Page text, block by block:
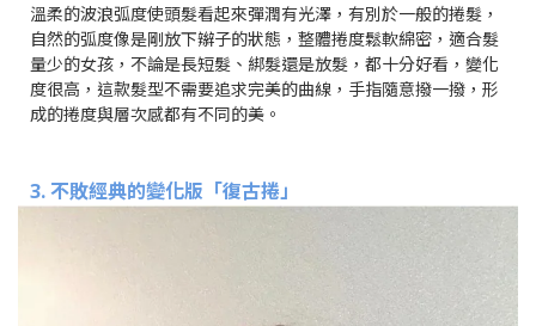
溫柔的波浪弧度使頭髮看起來彈潤有光澤，有別於一般的捲髮，
自然的弧度像是剛放下辮子的狀態，整體捲度鬆軟綿密，適合髮
量少的女孩，不論是長短髮、綁髮還是放髮，都十分好看，變化
度很高，這款髮型不需要追求完美的曲線，手指隨意撥一撥，形
成的捲度與層次感都有不同的美。
3. 不敗經典的變化版「復古捲」